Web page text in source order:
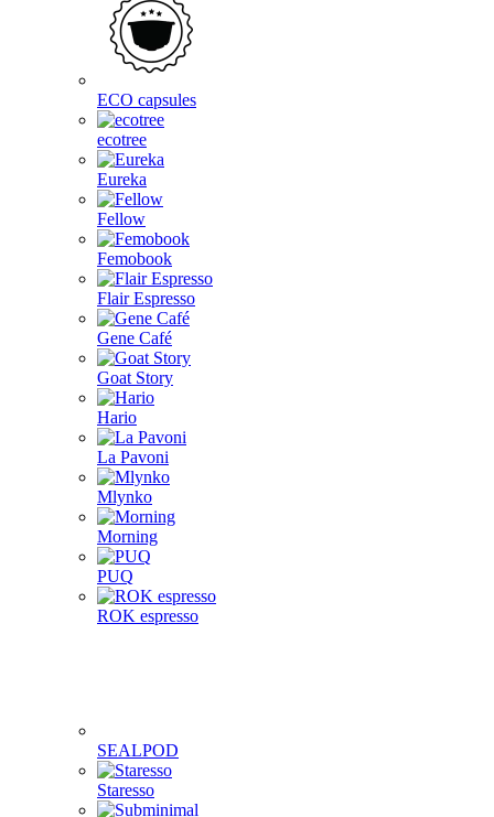
ECO capsules
ecotree
Eureka
Fellow
Femobook
Flair Espresso
Gene Café
Goat Story
Hario
La Pavoni
Mlynko
Morning
PUQ
ROK espresso
SEALPOD
Staresso